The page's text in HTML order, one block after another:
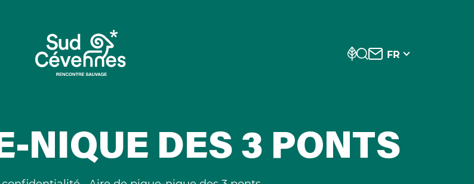
FR
NIQUE DES 3 PONTS